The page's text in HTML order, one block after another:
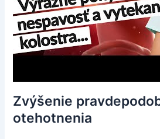
Zvýšenie
otehotnenia